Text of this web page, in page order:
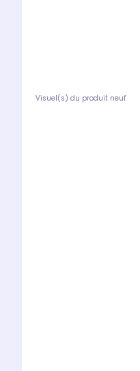
Visuel(s) du produit neuf